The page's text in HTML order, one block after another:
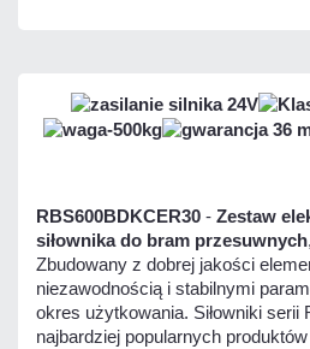
RBS600BDKCER30 - Zestaw
siłownika do bram przesuwnych
Zbudowany z dobrej jakości
niezawodnością i stabilnymi
okres użytkowania. Siłowniki serii
najbardziej popularnych